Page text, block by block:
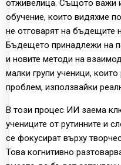
отживелица. Същото важи
обучение, които видяхме
не отговарят на бъдещите
Бъдещето принадлежи на
и новите методи на
малки групи ученици,
проблем, използвайки
В този процес ИИ заема
учениците от рутинните и
се фокусират върху
Това когнитивно